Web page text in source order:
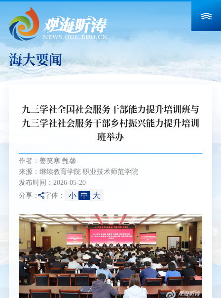
海大要闻
九三学社全国社会服务干部能力提升培训班与
九三学社社会服务干部乡村振兴能力提升培训
班举办
作者：姜笑寒 甄馨
来源：继续教育学院 职业技术师范学院
发布时间：2026-05-20
分享： 字体： 小 中 大